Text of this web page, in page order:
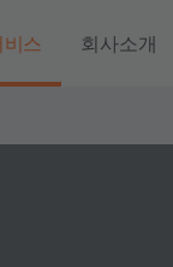
스 회사소개